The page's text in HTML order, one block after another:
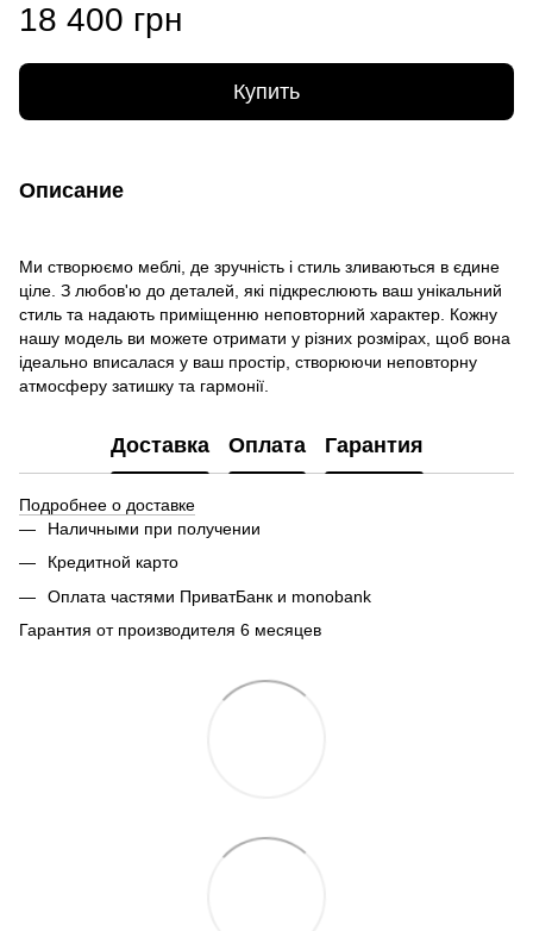
18 400 грн
Купить
Описание
Ми створюємо меблі, де зручність і стиль зливаються в єдине
ціле. З любов'ю до деталей, які підкреслюють ваш унікальний
стиль та надають приміщенню неповторний характер. Кожну
нашу модель ви можете отримати у різних розмірах, щоб вона
ідеально вписалася у ваш простір, створюючи неповторну
атмосферу затишку та гармонії.
Доставка Оплата Гарантия
Подробнее о доставке
Наличными при получении
Кредитной карто
Оплата частями ПриватБанк и monobank
Гарантия от производителя 6 месяцев